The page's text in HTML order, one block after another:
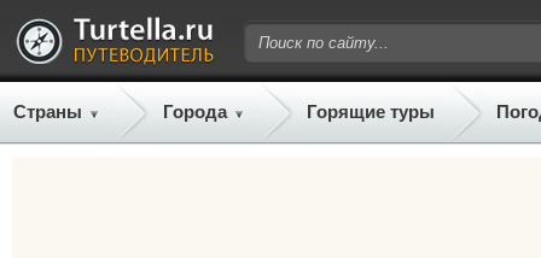
Страны Города Горящие туры